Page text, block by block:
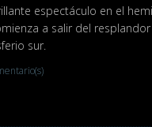
espectáculo en el
a salir del
sur.